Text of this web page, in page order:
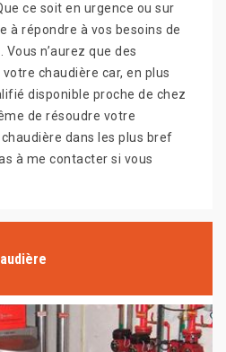
ce soit en urgence ou sur
à répondre à vos besoins de
n’aurez que des
chaudière car, en plus
disponible proche de chez
de résoudre votre
dans les plus bref
à me contacter si vous